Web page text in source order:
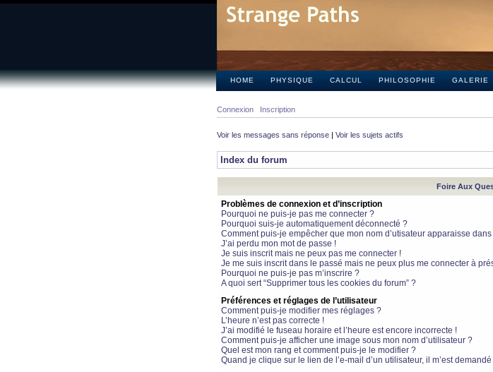
HOME PHYSIQUE CALCUL PHILOSOPHIE GALERIE
Connexion Inscription
Voir les messages sans réponse | Voir les sujets actifs
Index du forum
Foire Aux
Problèmes de connexion et d’inscription
Pourquoi ne puis-je pas me connecter ?
Pourquoi suis-je automatiquement déconnecté ?
Comment puis-je empêcher que mon nom d’utisateur apparaisse
J’ai perdu mon mot de passe !
Je suis inscrit mais ne peux pas me connecter !
Je me suis inscrit dans le passé mais ne peux plus me connecter à
Pourquoi ne puis-je pas m’inscrire ?
A quoi sert “Supprimer tous les cookies du forum” ?
Préférences et réglages de l’utilisateur
Comment puis-je modifier mes réglages ?
L’heure n’est pas correcte !
J’ai modifié le fuseau horaire et l’heure est encore incorrecte !
Comment puis-je afficher une image sous mon nom d’utilisateur ?
Quel est mon rang et comment puis-je le modifier ?
Quand je clique sur le lien de l’e-mail d’un utilisateur, il m’est